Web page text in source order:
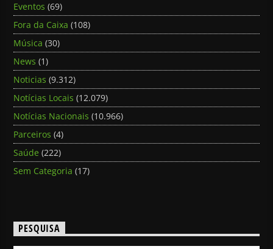
Eventos (69)
Fora da Caixa (108)
Música (30)
News (1)
Noticias (9.312)
Notícias Locais (12.079)
Notícias Nacionais (10.966)
Parceiros (4)
Saúde (222)
Sem Categoria (17)
PESQUISA